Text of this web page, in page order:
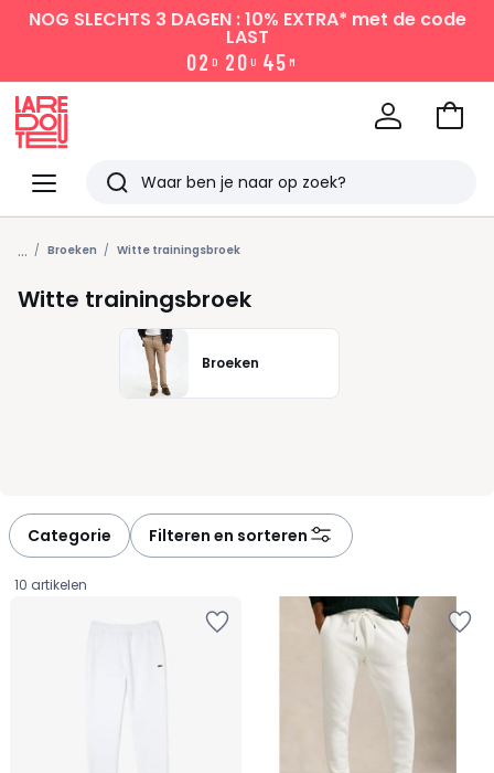
NOG SLECHTS 3 DAGEN : 10% EXTRA* met de code
LAST
02 D 20 U 45 M
Menu
Redoute
Zoeken
Laatst
bekeken
Naar
... Broeken Witte trainingsbroek
Witte trainingsbroek
Broeken
Categorie Filteren en sorteren
10 artikelen